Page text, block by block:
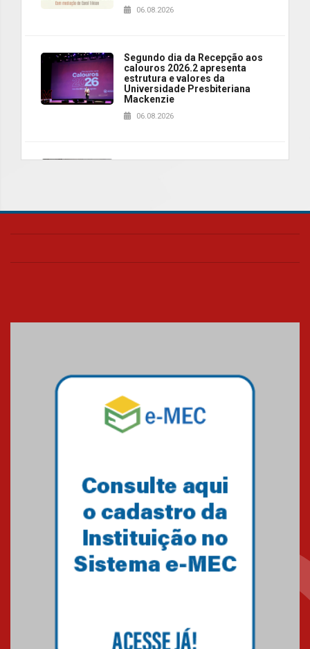
06.08.2026
Segundo dia da Recepção aos
calouros 2026.2 apresenta
estrutura e valores da
Universidade Presbiteriana
Mackenzie
06.08.2026
realizará nova edição da Feira
04.08.2026
Mackenzie recepciona os
calouros do segundo semestre
Como o Colégio Mackenzie
Brasília prepara seus
estudantes para o PAS antes
mesmo do Ensino Médio
04.08.2026